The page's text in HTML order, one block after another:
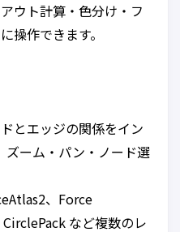
ウト計算・色分け・フ
操作できます。
とエッジの関係をイン
ズーム・パン・ノード選
、Force
など複数のレ